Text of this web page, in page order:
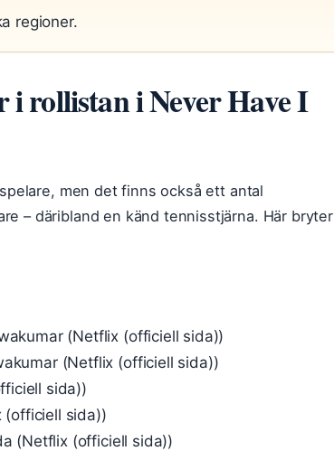
regioner.
rollistan i Never Have I
men det finns också ett antal
– däribland en känd tennisstjärna. Här bryter
(Netflix (officiell sida))
(Netflix (officiell sida))
sida))
(officiell sida))
(Netflix (officiell sida))